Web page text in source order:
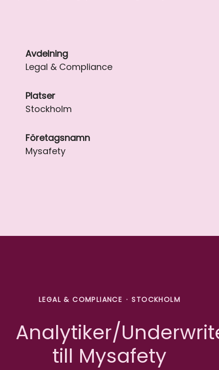
Avdelning
Legal & Compliance
Platser
Stockholm
Företagsnamn
Mysafety
LEGAL & COMPLIANCE · STOCKHOLM
Analytiker/
till Mysafety